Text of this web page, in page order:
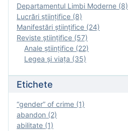
Departamentul Limbi Moderne (8)
Lucrări științifice (8)
Manifestări ştiinţifice (24)
Reviste ştiinţifice (57)
Anale ştiinţifice (22)
Legea şi viaţa (35)
Etichete
“gender” of crime (1)
abandon (2)
abilitate (1)